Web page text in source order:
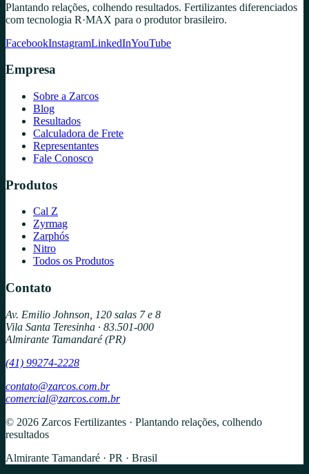
Plantando relações, colhendo resultados. Fertilizantes diferenciados
com tecnologia R·MAX para o produtor brasileiro.
FacebookInstagramLinkedInYouTube
Empresa
Sobre a Zarcos
Blog
Resultados
Calculadora de Frete
Representantes
Fale Conosco
Produtos
Cal Z
Zyrmag
Zarphós
Nitro
Todos os Produtos
Contato
Av. Emilio Johnson, 120 salas 7 e 8
Vila Santa Teresinha · 83.501-000
Almirante Tamandaré (PR)
(41) 99274-2228
contato@zarcos.com.br
comercial@zarcos.com.br
© 2026 Zarcos Fertilizantes · Plantando relações, colhendo
resultados
Almirante Tamandaré · PR · Brasil